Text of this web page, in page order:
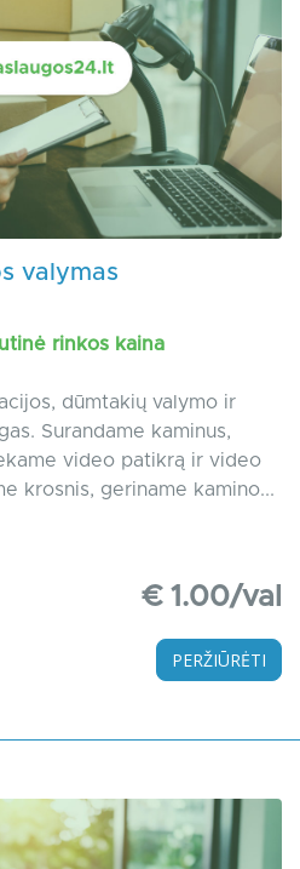
valymas
rinkos kaina
dūmtakių valymo ir
Surandame kaminus,
video patikrą ir video
krosnis, geriname kamino...
€ 1.00/val
PERŽIŪRĖTI